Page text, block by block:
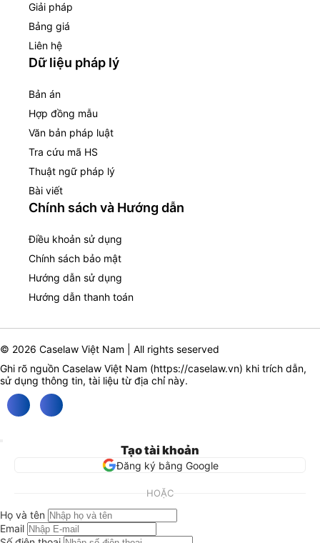
Giải pháp
Bảng giá
Liên hệ
Dữ liệu pháp lý
Bản án
Hợp đồng mẫu
Văn bản pháp luật
Tra cứu mã HS
Thuật ngữ pháp lý
Bài viết
Chính sách và Hướng dẫn
Điều khoản sử dụng
Chính sách bảo mật
Hướng dẫn sử dụng
Hướng dẫn thanh toán
© 2026 Caselaw Việt Nam | All rights seserved
Ghi rõ nguồn Caselaw Việt Nam (https://caselaw.vn) khi trích dẫn,
sử dụng thông tin, tài liệu từ địa chỉ này.
Tạo tài khoản
Đăng ký bằng Google
HOẶC
Họ và tên
Email